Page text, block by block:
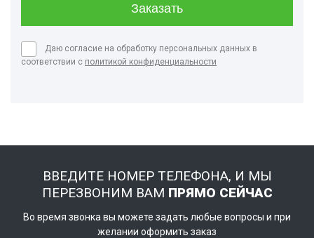
Даю согласие на обработку персональных данных в
соответствии с политикой конфиденциальности
ВВЕДИТЕ НОМЕР ТЕЛЕФОНА, И МЫ
ПЕРЕЗВОНИМ ВАМ ПРЯМО СЕЙЧАС
Во время звонка вы можете задать любые вопросы и при
желании оформить заказ